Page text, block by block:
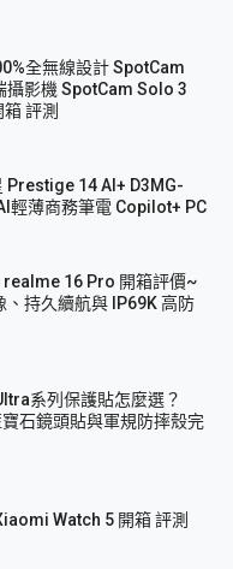
全無線設計 SpotCam
影機 SpotCam Solo 3
評測
Prestige 14 AI+ D3MG-
輕薄商務筆電 Copilot+ PC
realme 16 Pro 開箱評價~
持久續航與 IP69K 高防
系列保護貼怎麼選？
石鏡頭貼與軍規防摔殼完
Watch 5 開箱 評測